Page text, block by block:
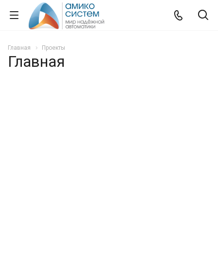
Главная Проекты
Главная